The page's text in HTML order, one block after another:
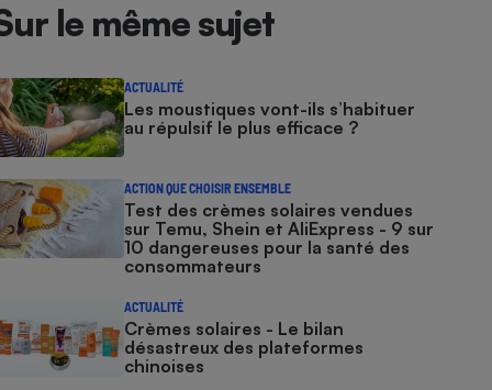
le même sujet
ACTUALITÉ
Les moustiques vont-ils s’habituer
au répulsif le plus efficace ?
ACTION QUE CHOISIR ENSEMBLE
Test des crèmes solaires vendues
sur Temu, Shein et AliExpress - 9 sur
10 dangereuses pour la santé des
consommateurs
ACTUALITÉ
Crèmes solaires - Le bilan
désastreux des plateformes
chinoises